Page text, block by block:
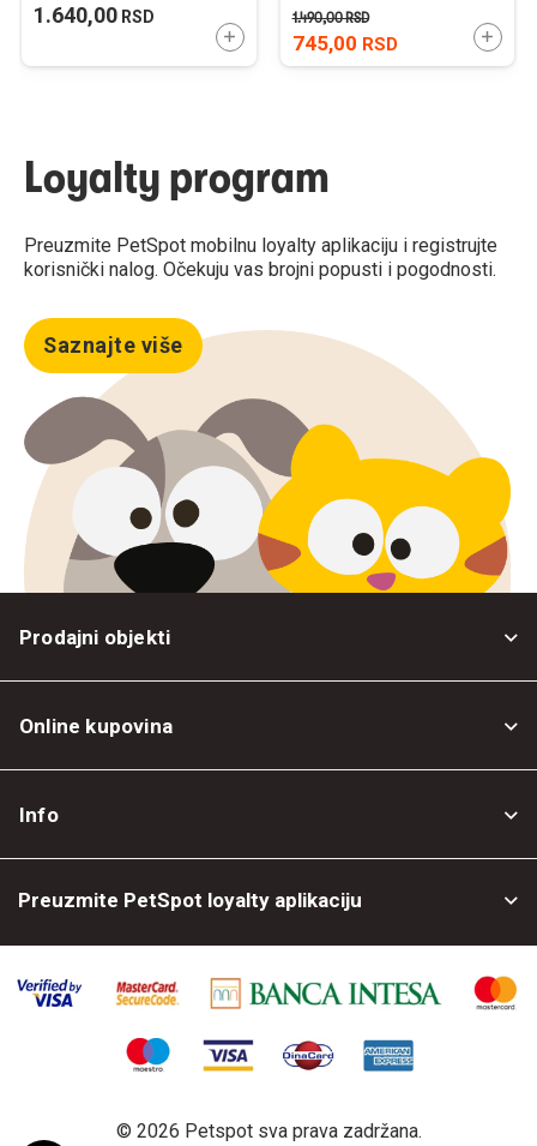
1.640,00 RSD
DODAJTE U KORPU
745,00 RSD
1.490,00RSD
Loyalty program
Preuzmite PetSpot mobilnu loyalty aplikaciju i registrujte
korisnički nalog. Očekuju vas brojni popusti i pogodnosti.
Saznajte više
Prodajni objekti
Online kupovina
Info
Preuzmite PetSpot loyalty aplikaciju
© 2026 Petspot sva prava zadržana.